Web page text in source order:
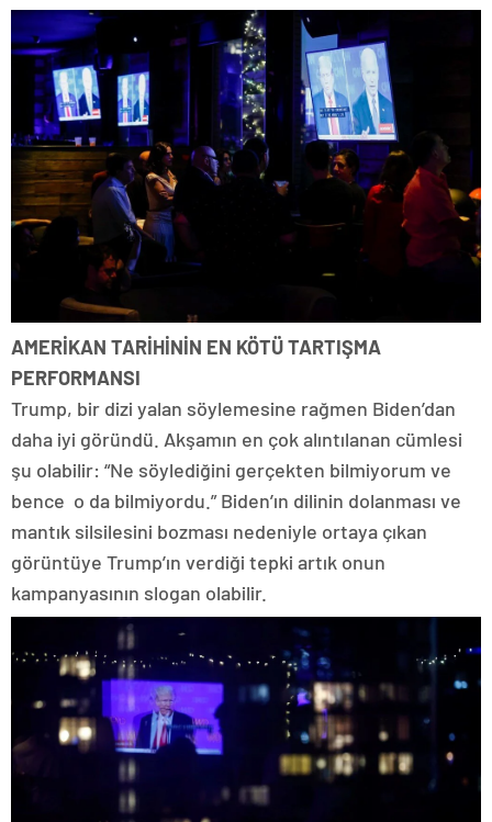
AMERİKAN TARİHİNİN EN KÖTÜ TARTIŞMA
PERFORMANSI
Trump, bir dizi yalan söylemesine rağmen Biden’dan
daha iyi göründü. Akşamın en çok alıntılanan cümlesi
şu olabilir: “Ne söylediğini gerçekten bilmiyorum ve
bence o da bilmiyordu.” Biden’ın dilinin dolanması ve
mantık silsilesini bozması nedeniyle ortaya çıkan
görüntüye Trump’ın verdiği tepki artık onun
kampanyasının slogan olabilir.